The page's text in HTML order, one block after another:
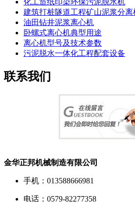
建筑打桩隧道工程矿山泥浆分离
油田钻井泥浆离心机
卧螺式离心机典型用途
离心机型号及技术参数
污泥脱水一体化工程配套设备
联系我们
金华正邦机械制造有限公司
手机：013588666981
电话：0579-82277358